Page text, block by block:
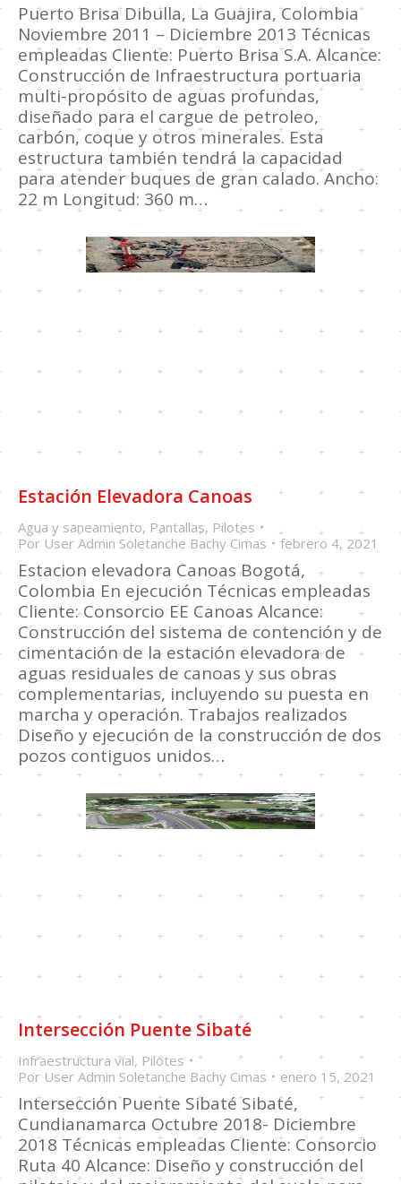
Puerto Brisa Dibulla, La Guajira, Colombia
Noviembre 2011 – Diciembre 2013 Técnicas
empleadas Cliente: Puerto Brisa S.A. Alcance:
Construcción de Infraestructura portuaria
multi-propósito de aguas profundas,
diseñado para el cargue de petroleo,
carbón, coque y otros minerales. Esta
estructura también tendrá la capacidad
para atender buques de gran calado. Ancho:
22 m Longitud: 360 m…
Estación Elevadora Canoas
Agua y saneamiento, Pantallas, Pilotes
Por User Admin Soletanche Bachy Cimas febrero 4, 2021
Estacion elevadora Canoas Bogotá,
Colombia En ejecución Técnicas empleadas
Cliente: Consorcio EE Canoas Alcance:
Construcción del sistema de contención y de
cimentación de la estación elevadora de
aguas residuales de canoas y sus obras
complementarias, incluyendo su puesta en
marcha y operación. Trabajos realizados
Diseño y ejecución de la construcción de dos
pozos contiguos unidos…
Intersección Puente Sibaté
Infraestructura vial, Pilotes
Por User Admin Soletanche Bachy Cimas enero 15, 2021
Intersección Puente Sibaté Sibaté,
Cundianamarca Octubre 2018- Diciembre
2018 Técnicas empleadas Cliente: Consorcio
Ruta 40 Alcance: Diseño y construcción del